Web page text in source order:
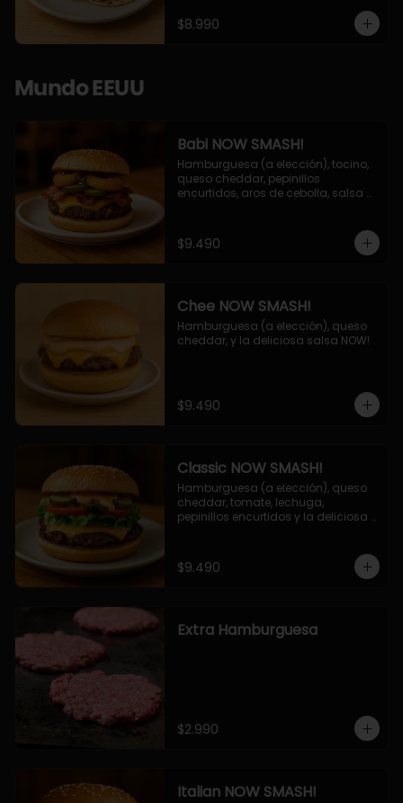
$8.990
Mundo EEUU
Babi NOW SMASH!
Hamburguesa (a elección), tocino,
queso cheddar, pepinillos
encurtidos, aros de cebolla, salsa
$9.490
Chee NOW SMASH!
Hamburguesa (a elección), queso
cheddar, y la deliciosa salsa NOW!
$9.490
Classic NOW SMASH!
Hamburguesa (a elección), queso
cheddar, tomate, lechuga,
pepinillos encurtidos y la deliciosa
$9.490
Extra Hamburguesa
$2.990
Italian NOW SMASH!